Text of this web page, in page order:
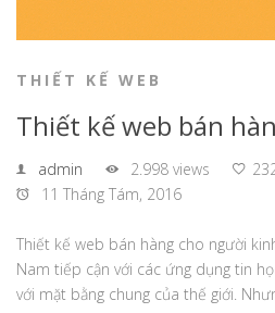
THIẾT KẾ WEB
Thiết kế web bán
admin 2.998 views
11 Tháng Tám, 2016
Thiết kế web bán hàng cho người
Nam tiếp cận với các ứng dụng tin
với mặt bằng chung của thế giới.